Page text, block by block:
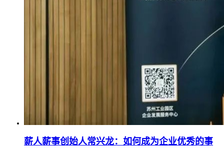
薪人薪事创始人常兴龙：如何成为企业优秀的事